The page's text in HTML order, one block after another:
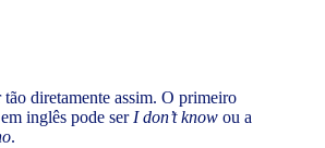
diretamente assim. O primeiro
inglês pode ser I don’t know ou a
.